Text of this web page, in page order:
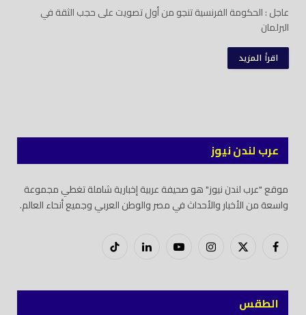
عاجل : ‏الحكومة الفرنسية تنجو من أول تصويت على حجب الثقة في
البرلمان
اقرأ المزيد
عرب لندن نيوز
موقع "عرب لندن نيوز" هو صحيفة عربية إخبارية شاملة تغطي مجموعة
واسعة من الأخبار والأحداث في مصر والوطن العربي وجميع أنحاء العالم.
فيسبوكX
إنستغراميوتيوب لينكدود
تيك
الطقس